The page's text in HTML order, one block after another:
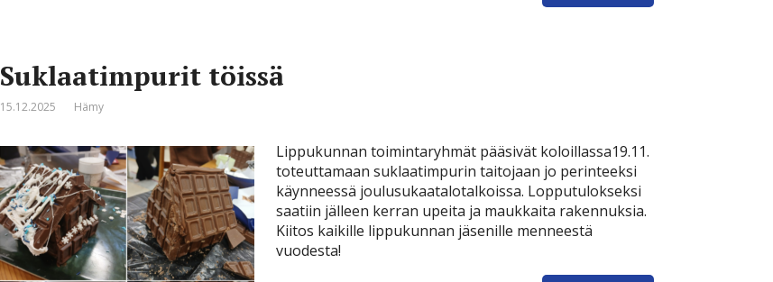
Suklaatimpurit töissä
15.12.2025 Hämy
Lippukunnan toimintaryhmät pääsivät koloillassa19.11.
toteuttamaan suklaatimpurin taitojaan jo perinteeksi
käynneessä joulusukaatalotalkoissa. Lopputulokseksi
saatiin jälleen kerran upeita ja maukkaita rakennuksia.
Kiitos kaikille lippukunnan jäsenille menneestä
vuodesta!